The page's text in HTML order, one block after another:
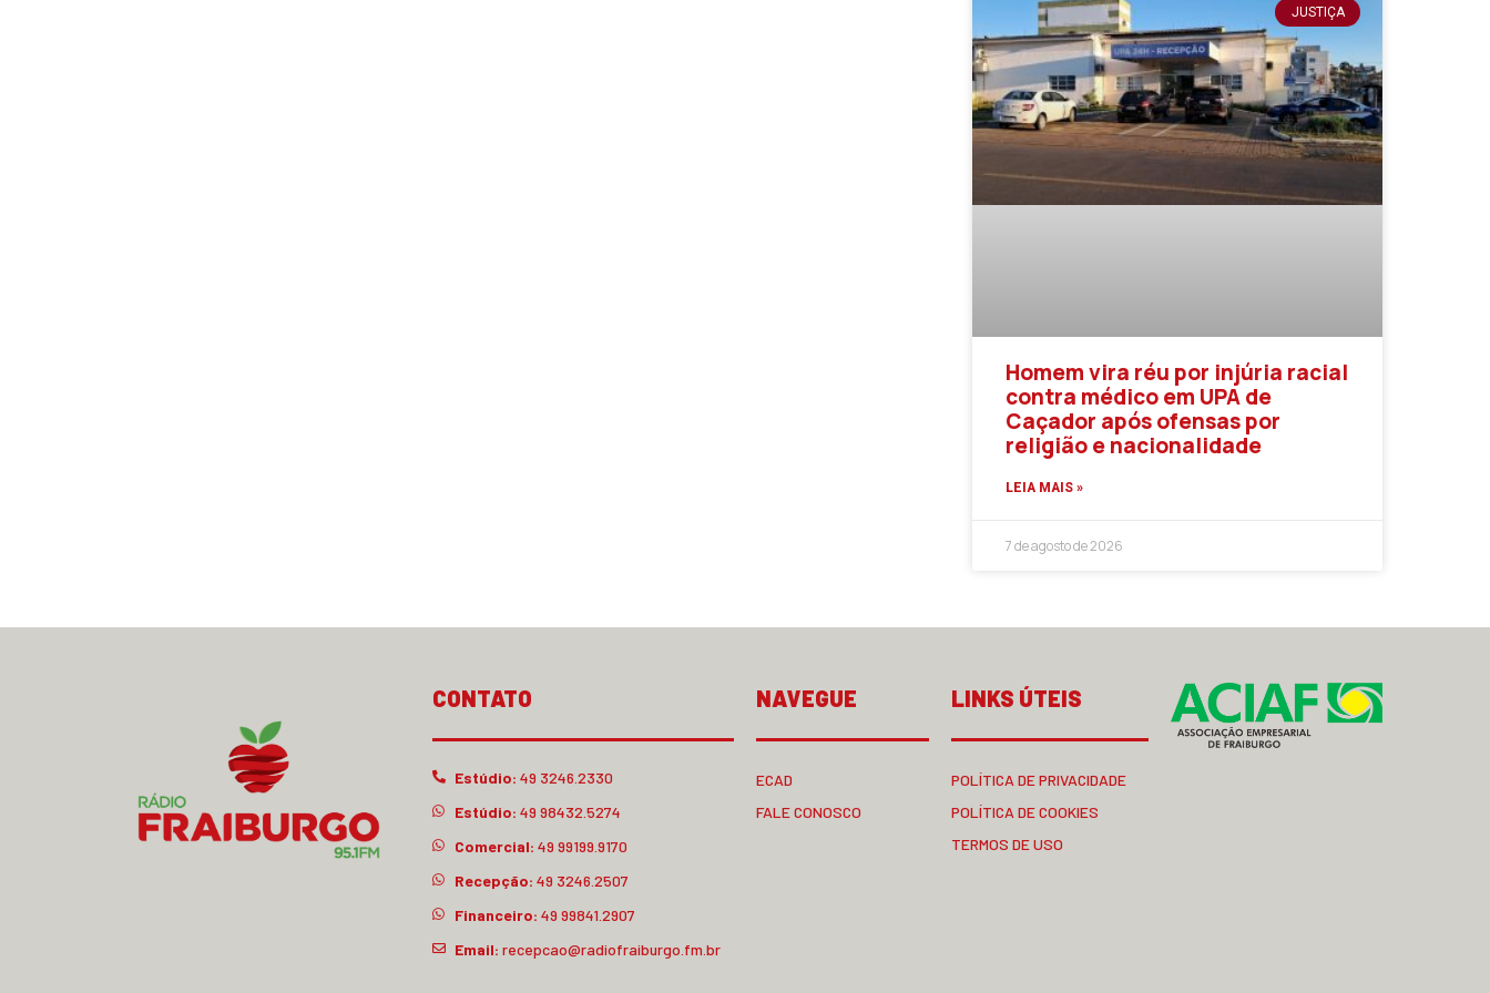
JUSTIÇA
Homem vira réu por injúria racial
contra médico em UPA de
Caçador após ofensas por
religião e nacionalidade
LEIA MAIS »
7 de agosto de 2026
CONTATO
Estúdio: 49 3246.2330
Estúdio: 49 98432.5274
Comercial: 49 99199.9170
Recepção: 49 3246.2507
Financeiro: 49 99841.2907
Email: recepcao@radiofraiburgo.fm.br
NAVEGUE
ECAD
FALE CONOSCO
LINKS ÚTEIS
POLÍTICA DE PRIVACIDADE
POLÍTICA DE COOKIES
TERMOS DE USO